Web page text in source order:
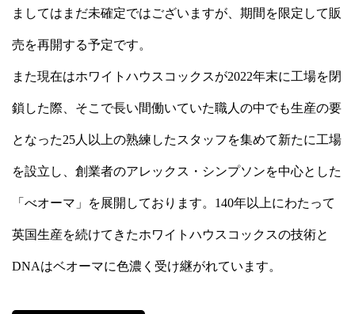
ましてはまだ未確定ではございますが、期間を限定して販
売を再開する予定です。
また現在はホワイトハウスコックスが2022年末に工場を閉
鎖した際、そこで長い間働いていた職人の中でも生産の要
となった25人以上の熟練したスタッフを集めて新たに工場
を設立し、創業者のアレックス・シンプソンを中心とした
「べオーマ」を展開しております。140年以上にわたって
英国生産を続けてきたホワイトハウスコックスの技術と
DNAはベオーマに色濃く受け継がれています。